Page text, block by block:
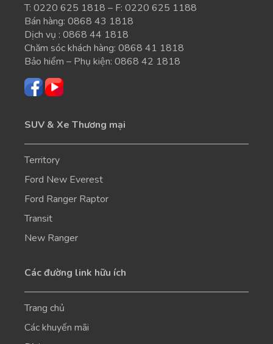
T: 0220 625 1818 – F: 0220 625 1188
Bán hàng: 0868 43 1818
Dịch vụ : 0868 44 1818
Chăm sóc khách hàng: 0868 41 1818
Bảo hiểm – Phụ kiện: 0868 42 1818
SUV & Xe Thương mại
Territory
Ford New Everest
Ford Ranger Raptor
Transit
New Ranger
Các đường link hữu ích
Trang chủ
Các khuyến mãi